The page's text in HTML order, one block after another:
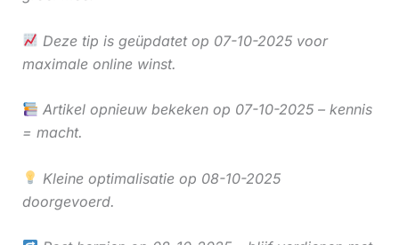
Deze tip is geüpdatet op 07-10-2025 voor
maximale online winst.
Artikel opnieuw bekeken op 07-10-2025 – kennis
= macht.
Kleine optimalisatie op 08-10-2025
doorgevoerd.